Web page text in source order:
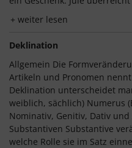
weiter lesen
Deklination
Allgemein Die
Artikeln und Pronomen
Deklination unterscheidet
weiblich, sächlich) Numerus
Nominativ, Genitiv, Dativ
Substantiven Substantive
welche Rolle sie im Satz